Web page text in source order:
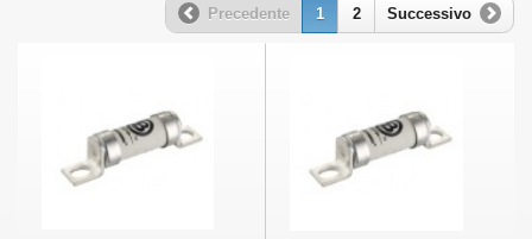
Precedente 1 2 Successivo